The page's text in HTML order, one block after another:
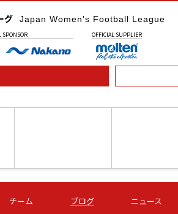
グ Japan Women's Football League
SPONSOR OFFICIAL SUPPLIER
第16節 09/05 (土) 16:00
ＡＧＦ いちご
チーム ブログ ニュース